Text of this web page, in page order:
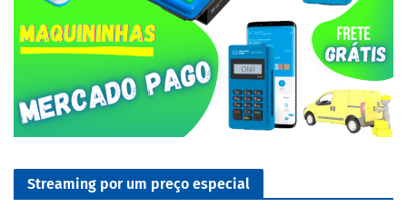
Streaming por um preço especial